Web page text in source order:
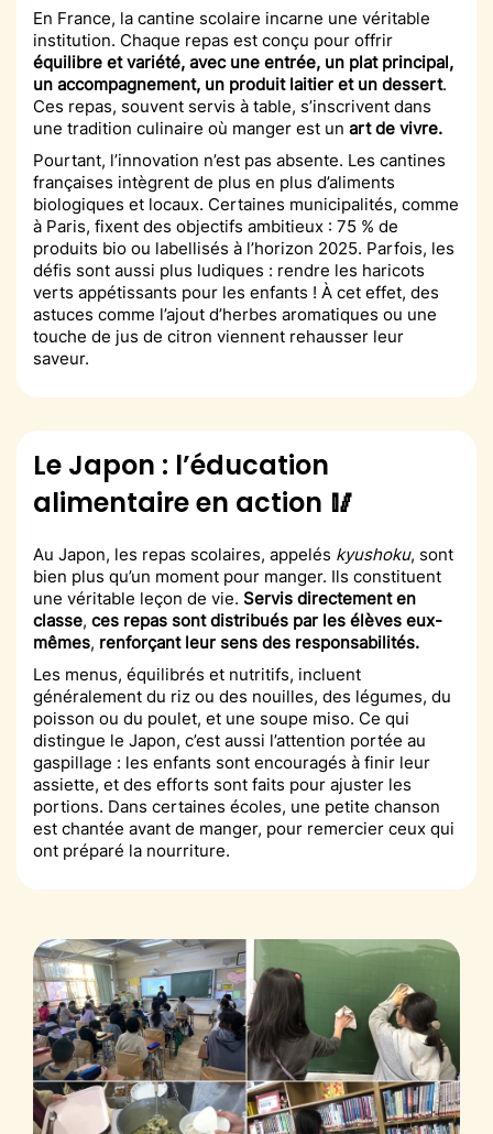
En France, la cantine scolaire incarne une véritable
institution. Chaque repas est conçu pour offrir
équilibre et variété, avec une entrée, un plat principal,
un accompagnement, un produit laitier et un dessert.
Ces repas, souvent servis à table, s’inscrivent dans
une tradition culinaire où manger est un art de vivre.
Pourtant, l’innovation n’est pas absente. Les cantines
françaises intègrent de plus en plus d’aliments
biologiques et locaux. Certaines municipalités, comme
à Paris, fixent des objectifs ambitieux : 75 % de
produits bio ou labellisés à l’horizon 2025. Parfois, les
défis sont aussi plus ludiques : rendre les haricots
verts appétissants pour les enfants ! À cet effet, des
astuces comme l’ajout d’herbes aromatiques ou une
touche de jus de citron viennent rehausser leur
saveur.
Le Japon : l’éducation
alimentaire en action 🥢
Au Japon, les repas scolaires, appelés kyushoku, sont
bien plus qu’un moment pour manger. Ils constituent
une véritable leçon de vie. Servis directement en
classe, ces repas sont distribués par les élèves eux-
mêmes, renforçant leur sens des responsabilités.
Les menus, équilibrés et nutritifs, incluent
généralement du riz ou des nouilles, des légumes, du
poisson ou du poulet, et une soupe miso. Ce qui
distingue le Japon, c’est aussi l’attention portée au
gaspillage : les enfants sont encouragés à finir leur
assiette, et des efforts sont faits pour ajuster les
portions. Dans certaines écoles, une petite chanson
est chantée avant de manger, pour remercier ceux qui
ont préparé la nourriture.